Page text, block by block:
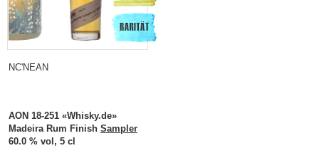
NC'NEAN
AON 18-251 «Whisky.de»
Madeira Rum Finish Sampler
60.0 % vol, 5 cl